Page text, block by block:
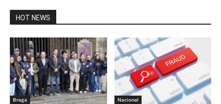
HOT NEWS
Braga Nacional